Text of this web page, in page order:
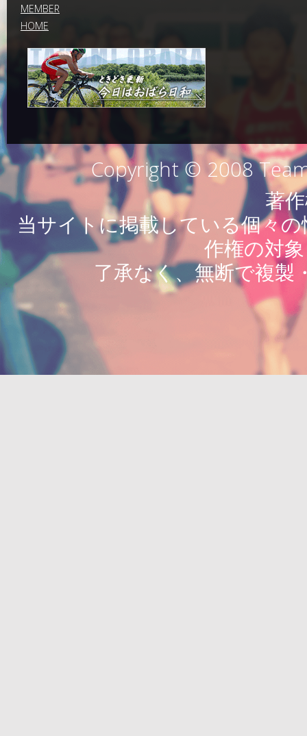
MEMBER
HOME
Copyright © 2008 Team
著
当サイトに掲載している個々
作権の対
了承なく、無断で複製